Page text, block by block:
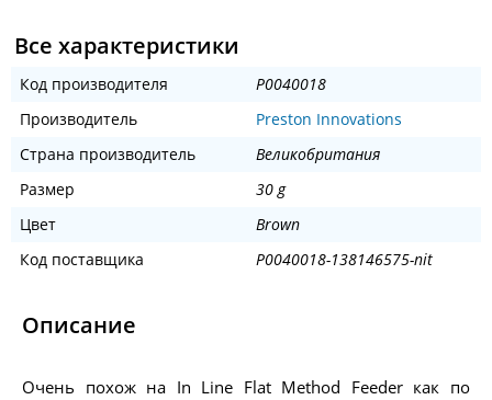
Все характеристики
Код производителя
P0040018
Производитель
Preston Innovations
Страна производитель
Великобритания
Размер
30 g
Цвет
Brown
Код поставщика
P0040018-138146575-nit
Описание
Очень похож на In Line Flat Method Feeder как по